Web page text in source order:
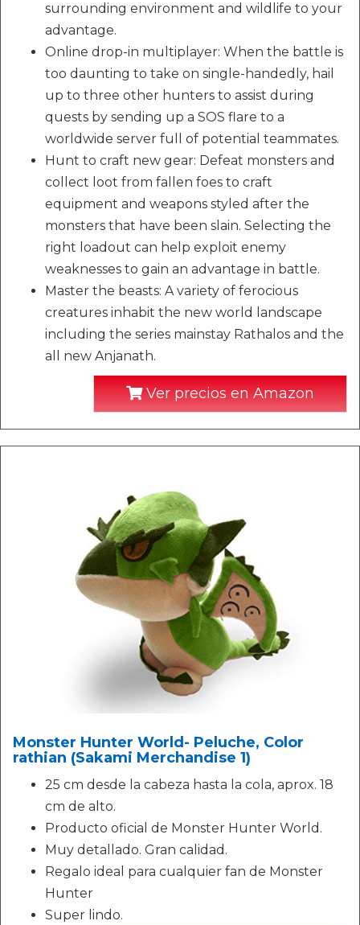
surrounding environment and wildlife to your
advantage.
Online drop-in multiplayer: When the battle is
too daunting to take on single-handedly, hail
up to three other hunters to assist during
quests by sending up a SOS flare to a
worldwide server full of potential teammates.
Hunt to craft new gear: Defeat monsters and
collect loot from fallen foes to craft
equipment and weapons styled after the
monsters that have been slain. Selecting the
right loadout can help exploit enemy
weaknesses to gain an advantage in battle.
Master the beasts: A variety of ferocious
creatures inhabit the new world landscape
including the series mainstay Rathalos and the
all new Anjanath.
Ver precios en Amazon
Monster Hunter World- Peluche, Color
rathian (Sakami Merchandise 1)
25 cm desde la cabeza hasta la cola, aprox. 18
cm de alto.
Producto oficial de Monster Hunter World.
Muy detallado. Gran calidad.
Regalo ideal para cualquier fan de Monster
Hunter
Super lindo.